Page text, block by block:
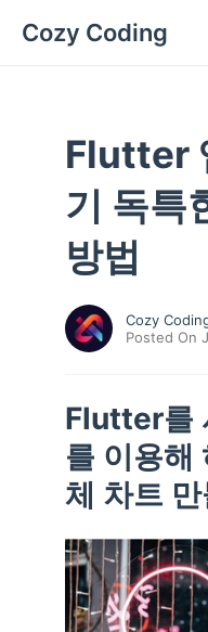
Cozy Coding
Flutter
기 독특
방법
Cozy
Posted On
Flutter를
를 이용해
체 차트 만